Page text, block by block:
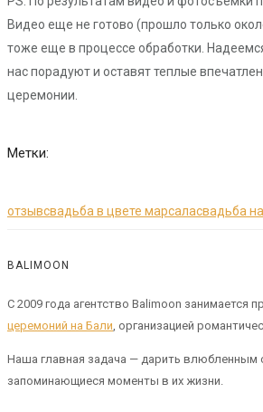
Видео еще не готово (прошло только
тоже еще в процессе обработки.
нас порадуют и оставят теплые
церемонии.
Метки:
отзывсвадьба в цвете марсаласвадьба
BALIMOON
С 2009 года агентство Balimoon занимается
церемоний на Бали, организацией
Наша главная задача — дарить влюбленным
запоминающиеся моменты в их жизни.